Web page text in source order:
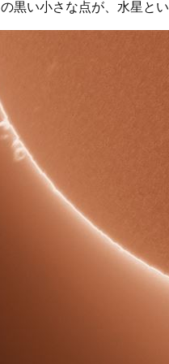
黒い小さな点が、水星と